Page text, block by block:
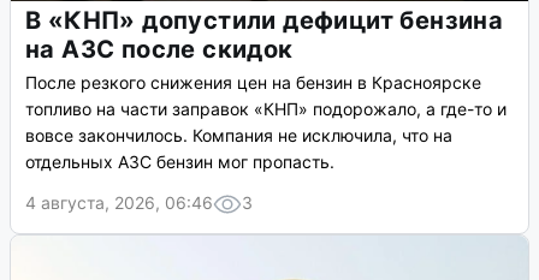
В «КНП» допустили дефицит бензина
на АЗС после скидок
После резкого снижения цен на бензин в Красноярске
топливо на части заправок «КНП» подорожало, а где-то и
вовсе закончилось. Компания не исключила, что на
отдельных АЗС бензин мог пропасть.
4 августа, 2026, 06:46
3